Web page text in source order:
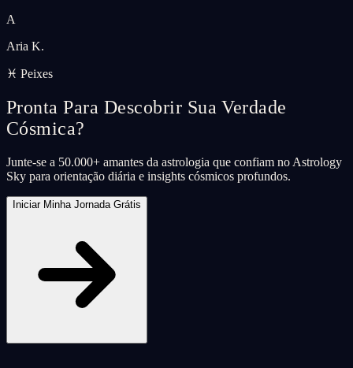
A
Aria K.
♓ Peixes
Pronta Para Descobrir Sua Verdade
Cósmica?
Junte-se a 50.000+ amantes da astrologia que confiam no Astrology
Sky para orientação diária e insights cósmicos profundos.
Iniciar Minha Jornada Grátis